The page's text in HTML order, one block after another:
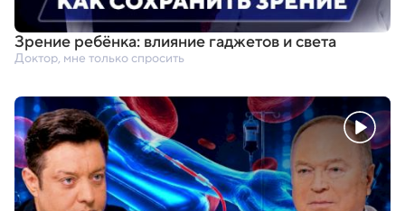
Зрение ребёнка: влияние гаджетов и света
Доктор, мне только спросить